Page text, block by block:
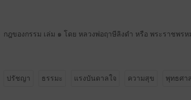
กฎของกรรม เล่ม ๑ โดย หลวงพ่อฤาษีลิงดำ หรือ พระราชพร
ปรัชญา ธรรมะ แรงบันดาลใจ ความสุข พุทธศา